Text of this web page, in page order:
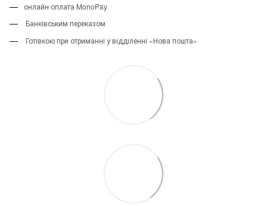
онлайн оплата MonoPay
Банківським переказом
Готівкою при отриманні у відділенні «Нова пошта»